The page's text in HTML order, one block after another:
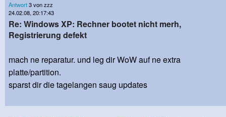
Antwort3 von zzz
24.02.08, 20:17:43
Re: Windows XP: Rechner bootet nicht merh,
Registrierung defekt
mach ne reparatur. und leg dir WoW auf ne extra
platte/partition.
sparst dir die tagelangen saug updates